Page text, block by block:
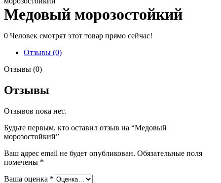
Медовый морозостойкий
0 Человек смотрят этот товар прямо сейчас!
Отзывы (0)
Отзывы (0)
Отзывы
Отзывов пока нет.
Будьте первым, кто оставил отзыв на “Медовый
морозостойкий”
Ваш адрес email не будет опубликован. Обязательные поля
помечены *
Ваша оценка *